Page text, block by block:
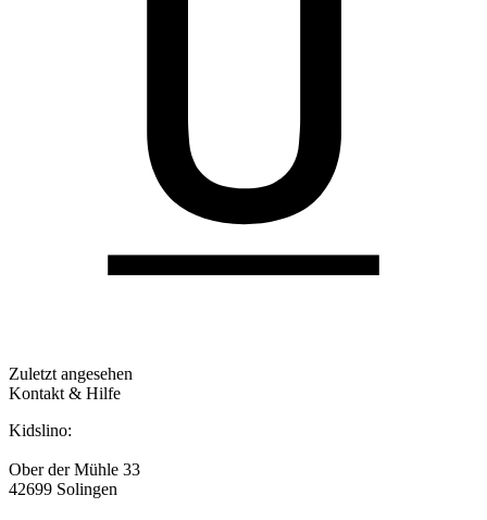
Zuletzt angesehen
Kontakt & Hilfe
Kidslino:
Ober der Mühle 33
42699 Solingen